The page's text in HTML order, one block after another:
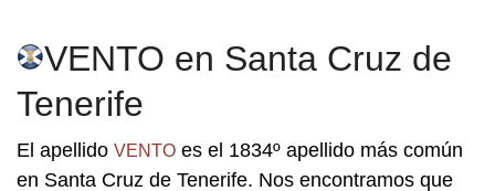
VENTO en Santa Cruz de
Tenerife
El apellido VENTO es el 1834º apellido más común
en Santa Cruz de Tenerife. Nos encontramos que